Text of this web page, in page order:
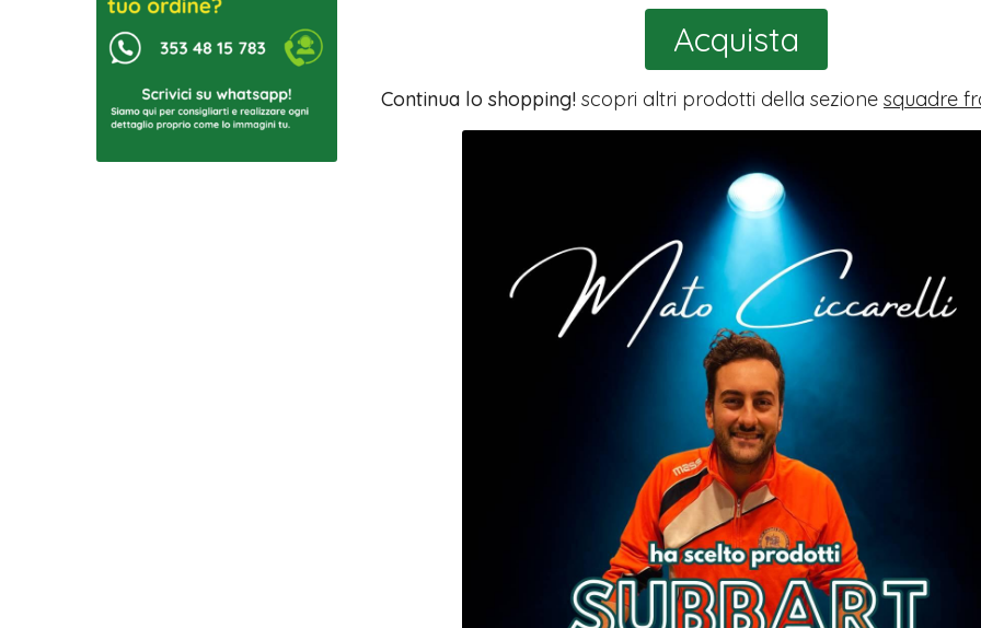
Acquista
Continua lo shopping!scopri altri prodotti della sezione squadre